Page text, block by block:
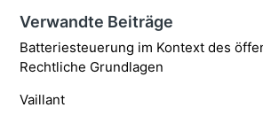
Verwandte Beiträge
Batteriesteuerung im Kontext des
Rechtliche Grundlagen
Vaillant